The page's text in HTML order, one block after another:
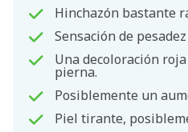
Hinchazón bastante
Sensación de
Una decoloración
pierna.
Posiblemente un
Piel tirante,